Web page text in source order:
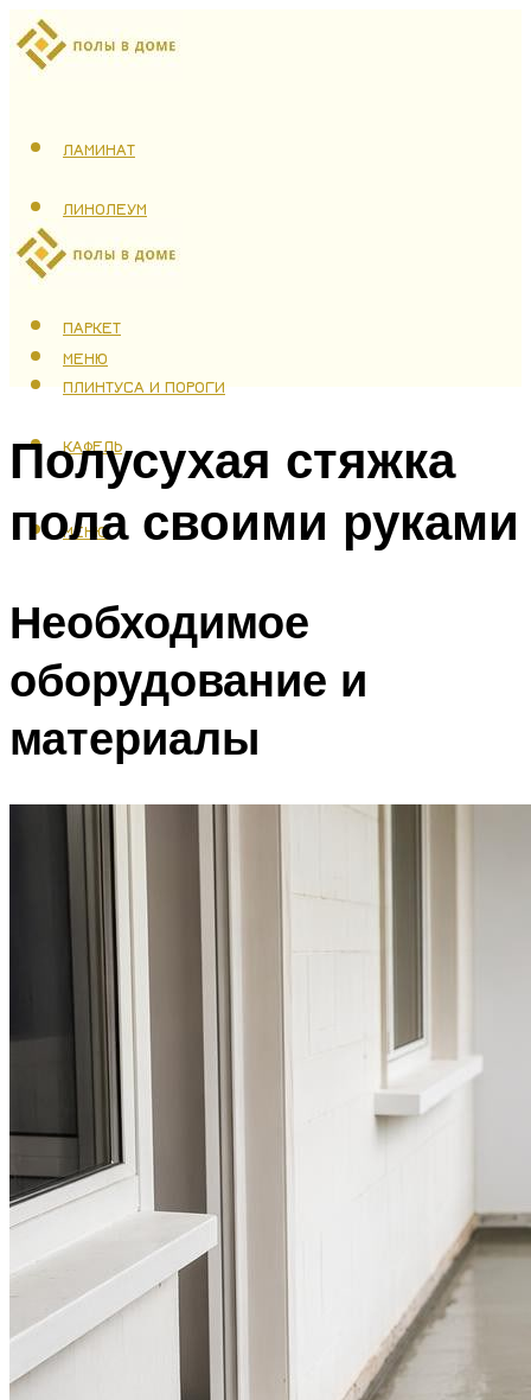
ЛАМИНАТ
ЛИНОЛЕУМ
ТЕПЛЫЙ ПОЛ
ПАРКЕТ
ПЛИНТУСА И ПОРОГИ
КАФЕЛЬ
МЕНЮ
МЕНЮ
Полусухая стяжка
пола своими руками
Необходимое
оборудование и
материалы